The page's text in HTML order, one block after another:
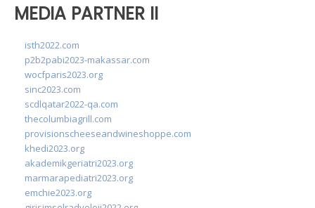
MEDIA PARTNER II
isth2022.com
p2b2pabi2023-makassar.com
wocfparis2023.org
sinc2023.com
scdlqatar2022-qa.com
thecolumbiagrill.com
provisionscheeseandwineshoppe.com
khedi2023.org
akademikgeriatri2023.org
marmarapediatri2023.org
emchie2023.org